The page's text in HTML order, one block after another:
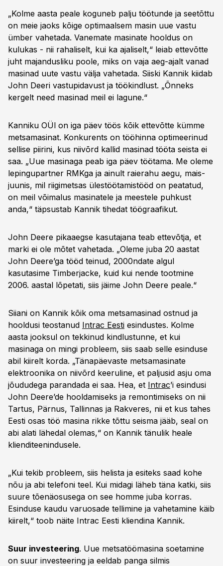
„Kolme aasta peale koguneb palju töötunde ja seetõttu
on meie jaoks kõige optimaalsem masin uue vastu
ümber vahetada. Vanemate masinate hooldus on
kulukas - nii rahaliselt, kui ka ajaliselt,“ leiab ettevõtte
juht majandusliku poole, miks on vaja aeg-ajalt vanad
masinad uute vastu välja vahetada. Siiski Kannik kiidab
John Deeri vastupidavust ja töökindlust. „Õnneks
kergelt need masinad meil ei lagune.“
Kanniku OÜl on iga päev töös kõik ettevõtte kümme
metsamasinat. Konkurents on tööhinna optimeerinud
sellise piirini, kus niivõrd kallid masinad tööta seista ei
saa. „Uue masinaga peab iga päev töötama. Me oleme
lepingupartner RMKga ja ainult raierahu aegu, mais-
juunis, mil riigimetsas ülestöötamistööd on peatatud,
on meil võimalus masinatele ja meestele puhkust
anda,“ täpsustab Kannik tihedat töögraafikut.
John Deere pikaaegse kasutajana teab ettevõtja, et
marki ei ole mõtet vahetada. „Oleme juba 20 aastat
John Deere’ga tööd teinud, 2000ndate algul
kasutasime Timberjacke, kuid kui nende tootmine
2006. aastal lõpetati, siis jäime John Deere peale.“
Siiani on Kannik kõik oma metsamasinad ostnud ja
hooldusi teostanud Intrac Eesti esindustes. Kolme
aasta jooksul on tekkinud kindlustunne, et kui
masinaga on mingi probleem, siis saab selle esinduse
abil kiirelt korda. „Tänapäevaste metsamasinate
elektroonika on niivõrd keeruline, et paljusid asju oma
jõududega parandada ei saa. Hea, et Intrac’i esindusi
John Deere’de hooldamiseks ja remontimiseks on nii
Tartus, Pärnus, Tallinnas ja Rakveres, nii et kus tahes
Eesti osas töö masina rikke tõttu seisma jääb, seal on
abi alati lähedal olemas,“ on Kannik tänulik heale
klienditeenindusele.
„Kui tekib probleem, siis helista ja esiteks saad kohe
nõu ja abi telefoni teel. Kui midagi läheb täna katki, siis
suure tõenäosusega on see homme juba korras.
Esinduse kaudu varuosade tellimine ja vahetamine käib
kiirelt,“ toob näite Intrac Eesti kliendina Kannik.
Suur investeering. Uue metsatöömasina soetamine
on suur investeering ja eeldab panga silmis